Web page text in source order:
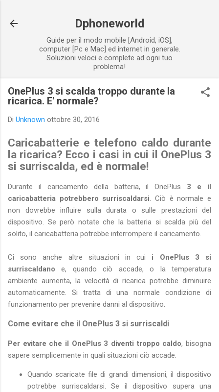
Dphoneworld
Guide per il modo mobile [Android, iOS],
computer [Pc e Mac] ed internet in generale.
Soluzioni veloci e complete ad ogni tuo
problema!
OnePlus 3 si scalda troppo durante la
ricarica. E' normale?
Di Unknown ottobre 30, 2016
Caricabatterie e telefono caldo durante
la ricarica? Ecco i casi in cui il OnePlus 3
si surriscalda, ed è normale!
Durante il caricamento della batteria, il OnePlus 3 e il
caricabatteria potrebbero surriscaldarsi. Ciò è normale e
non dovrebbe influire sulla durata o sulle prestazioni del
dispositivo. Se però notate che la batteria si scalda più del
solito, il caricabatteria potrebbe interrompere il caricamento.
Ci sono anche altre situazioni in cui i OnePlus 3 si
surriscaldano e, quando ciò accade, o la temperatura
ambiente aumenta, la velocità di ricarica potrebbe diminuire
automaticamente. Si tratta di una normale condizione di
funzionamento per prevenire danni al dispositivo.
Come evitare che il OnePlus 3 si surriscaldi
Per evitare che il OnePlus 3 diventi troppo caldo, bisogna
sapere semplicemente in quali situazioni ciò accade.
Quando scaricate file di grandi dimensioni, il dispositivo
potrebbe surriscaldarsi. Se il dispositivo supera una